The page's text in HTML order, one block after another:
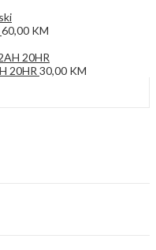
60,00 KM
20HR 30,00 KM